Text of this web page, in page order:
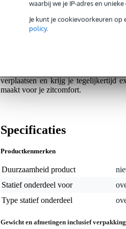
waarbij we je IP-adres en
Je kunt je cookievoorkeuren
policy.
Extra rugsteun tijdens langdurig
Met een gewicht van slechts 1,30 kg
bekleed met comfortabel velours in
verplaatsen en krijg je tegelijkertijd
maakt voor je zitcomfort.
Specificaties
Productkenmerken
Duurzaamheid product
Statief onderdeel voor
Type statief onderdeel
Gewicht en afmetingen inclusief verpakking